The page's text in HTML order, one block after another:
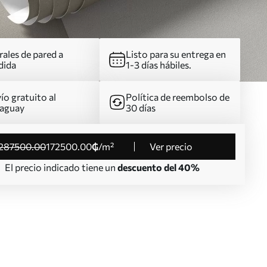
de pared a
Listo para su entrega en
1-3 días hábiles.
gratuito al
Política de reembolso de
30 días
.00172500.00₲/m²
Ver precio
El precio indicado tiene un descuento del 40%